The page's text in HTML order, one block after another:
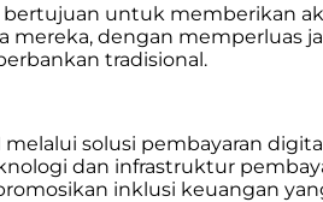
untuk memberikan
dengan memperluas
tradisional.
solusi pembayaran
dan infrastruktur
inklusi keuangan